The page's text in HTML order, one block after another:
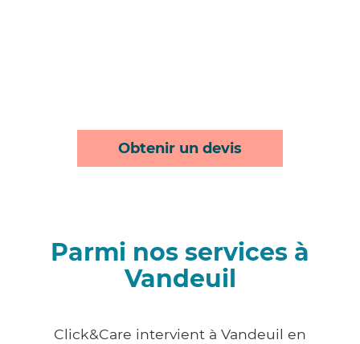
Obtenir un devis
Parmi nos services à
Vandeuil
Click&Care intervient à Vandeuil en